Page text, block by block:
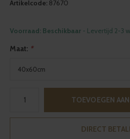
Artikelcode: 87670
Voorraad: Beschikbaar - Levertijd 2-3
Maat: *
TOEVOEGEN
DIRECT